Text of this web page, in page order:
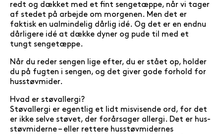
redt og dækket med et fint sengetæppe, når vi tager
af stedet på arbejde om morgenen. Men det er
faktisk en ualmindelig dårlig idé. Og det er en endnu
dårligere idé at dække dyner og pude til med et
tungt sengetæppe.
Når du reder sengen lige efter, du er stået op, holder
du på fugten i sengen, og det giver gode forhold for
husstøvmider.
Hvad er støvallergi?
Støvallergi er egentlig et lidt misvisende ord, for det
er ikke selve støvet, der forårsager allergi. Det er hus­
støv­miderne – eller rettere husstøvmidernes